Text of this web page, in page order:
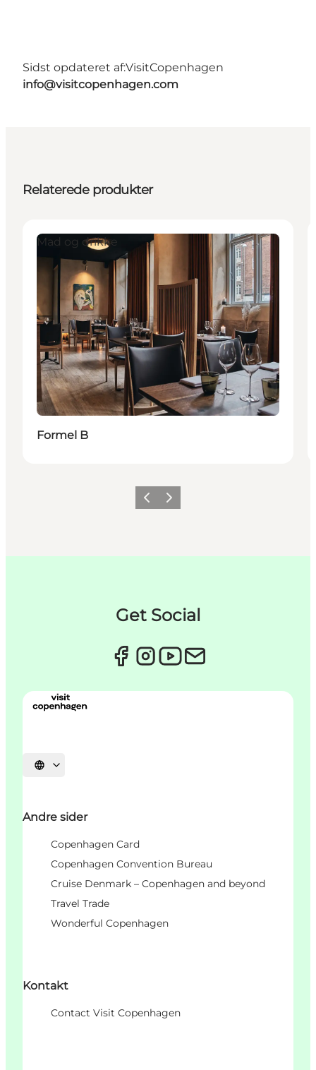
Sidst opdateret af:VisitCopenhagen
info@visitcopenhagen.com
Relaterede produkter
Mad og drikke
Formel B
ForrigeNæste
Get Social
Vælg sprog
Andre sider
Copenhagen Card
Copenhagen Convention Bureau
Cruise Denmark – Copenhagen and beyond
Travel Trade
Wonderful Copenhagen
Kontakt
Contact Visit Copenhagen